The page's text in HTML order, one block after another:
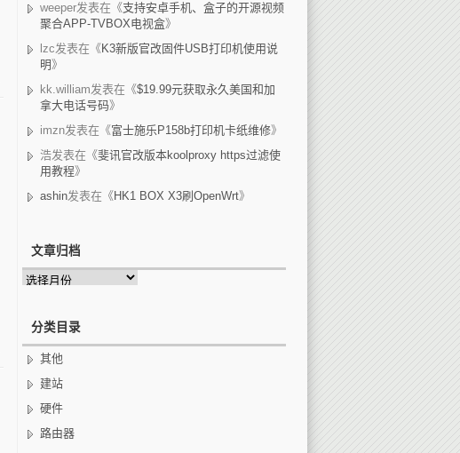
weeper发表在《支持安卓手机、盒子的开源视频
聚合APP-TVBOX电视盒》
lzc发表在《 K3新版官改固件USB打印机使用说
明 》
kk.william发表在《$19.99元获取永久美国和加
拿大电话号码》
imzn发表在《富士施乐P158b打印机卡纸维修》
浩发表在《斐讯官改版本koolproxy https过滤使
用教程》
ashin发表在《 HK1 BOX X3刷OpenWrt》
文章归档
文
分类目录
其他
建站
硬件
路由器